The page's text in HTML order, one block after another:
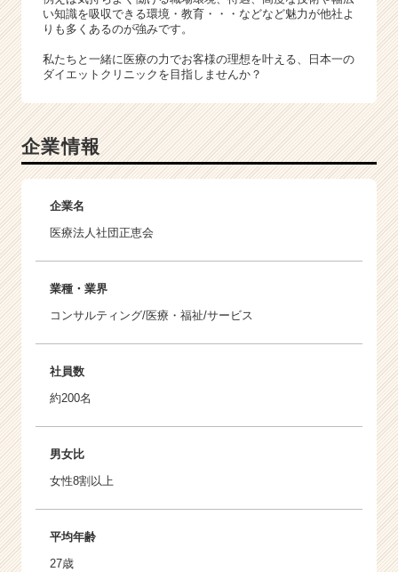
い知識を吸収できる環境・教育・・・などなど魅力が他社よ
りも多くあるのが強みです。
私たちと一緒に医療の力でお客様の理想を叶える、日本一の
ダイエットクリニックを目指しませんか？
企業情報
企業名
医療法人社団正恵会
業種・業界
コンサルティング/医療・福祉/サービス
社員数
約200名
男女比
女性8割以上
平均年齢
27歳